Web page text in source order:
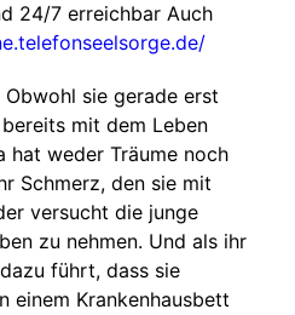
24/7 erreichbar Auch
sie gerade erst
mit dem Leben
hat weder Träume noch
Schmerz, den sie mit
versucht die junge
zu nehmen. Und als ihr
führt, dass sie
einem Krankenhausbett